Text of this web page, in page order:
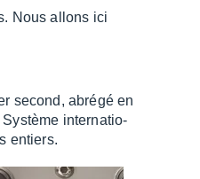
Nous allons ici
second, abrégé en
Système inter­na­tio­
entiers.